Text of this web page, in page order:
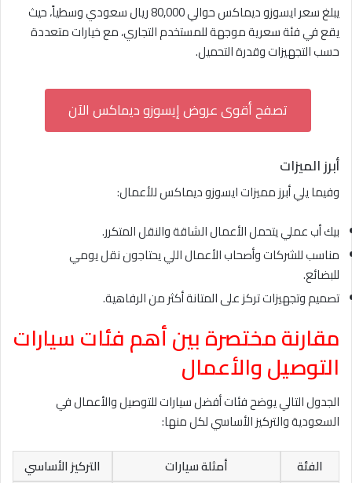
يبلغ سعر ايسوزو ديماكس حوالي 80,000 ريال سعودي وسطياً، حيث
يقع في فئة سعرية موجهة للمستخدم التجاري، مع خيارات متعددة
حسب التجهيزات وقدرة التحميل.
تصفح أقوى عروض إيسوزو ديماكس الآن
أبرز الميزات
وفيما يلي أبرز مميزات ايسوزو ديماكس للأعمال:
بيك أب عملي يتحمل الأعمال الشاقة والنقل المتكرر.
مناسب للشركات وأصحاب الأعمال اللي يحتاجون نقل يومي
للبضائع.
تصميم وتجهيزات تركز على المتانة أكثر من الرفاهية.
مقارنة مختصرة بين أهم فئات سيارات
التوصيل والأعمال
الجدول التالي يوضح فئات أفضل سيارات للتوصيل والأعمال في
السعودية والتركيز الأساسي لكل منها:
الفئة
أمثلة سيارات
التركيز الأساسي